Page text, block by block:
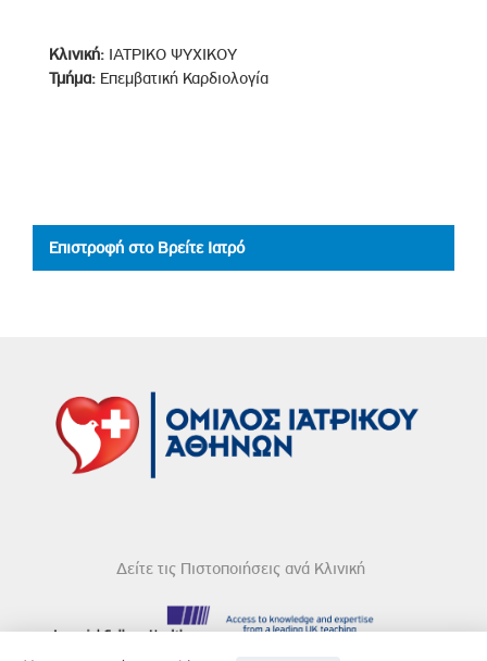
Κλινική: ΙΑΤΡΙΚΟ ΨΥΧΙΚΟΥ
Τμήμα: Επεμβατική Καρδιολογία
Επιστροφή στο Βρείτε Ιατρό
Δείτε τις Πιστοποιήσεις ανά Κλινική